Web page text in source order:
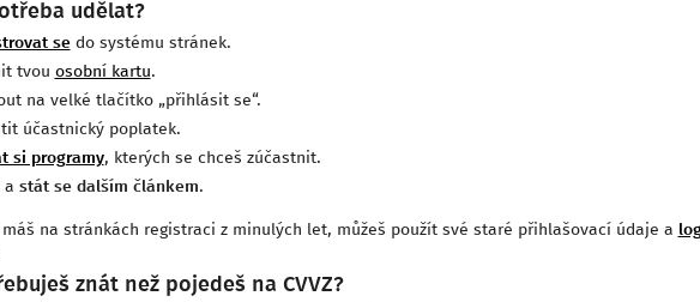
udělat?
sedo systému stránek.
tvou osobní kartu.
na velké tlačítko „přihlásit se“.
účastnický poplatek.
si programy, kterých se chceš zúčastnit.
a stát se dalším článkem.
máš na stránkách registraci z minulých let, můžeš použít své staré přihlašovací údaje a
znát než pojedeš na CVVZ?